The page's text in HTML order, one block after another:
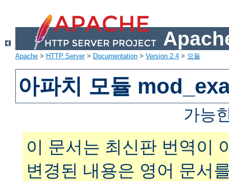
Apache > HTTP Server> Documentation > Version 2.4 > 모듈
아파치 모듈
가능
이 문서는 최신판 번역이
변경된 내용은 영어 문서